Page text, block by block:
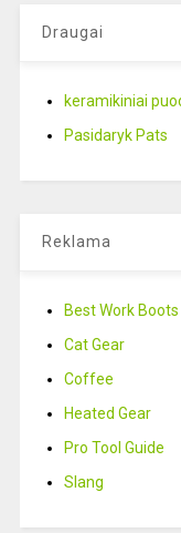
Draugai
keramikiniai
Pasidaryk Pats
Reklama
Best Work Boots
Cat Gear
Coffee
Heated Gear
Pro Tool Guide
Slang